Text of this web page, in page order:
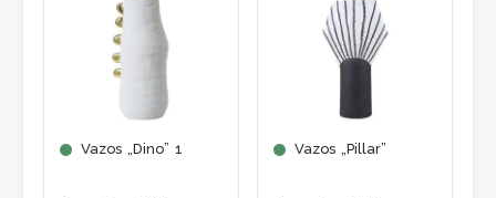
Vazos „Dino” 1 Vazos „Pillar”